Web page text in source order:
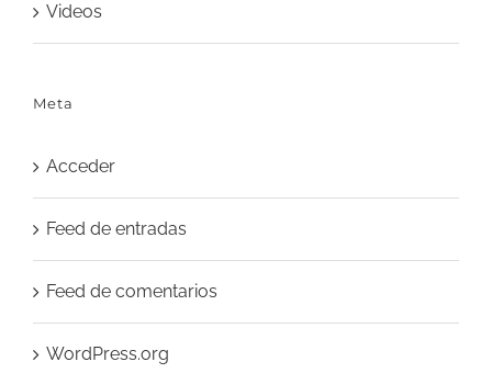
Videos
Meta
Acceder
Feed de entradas
Feed de comentarios
WordPress.org